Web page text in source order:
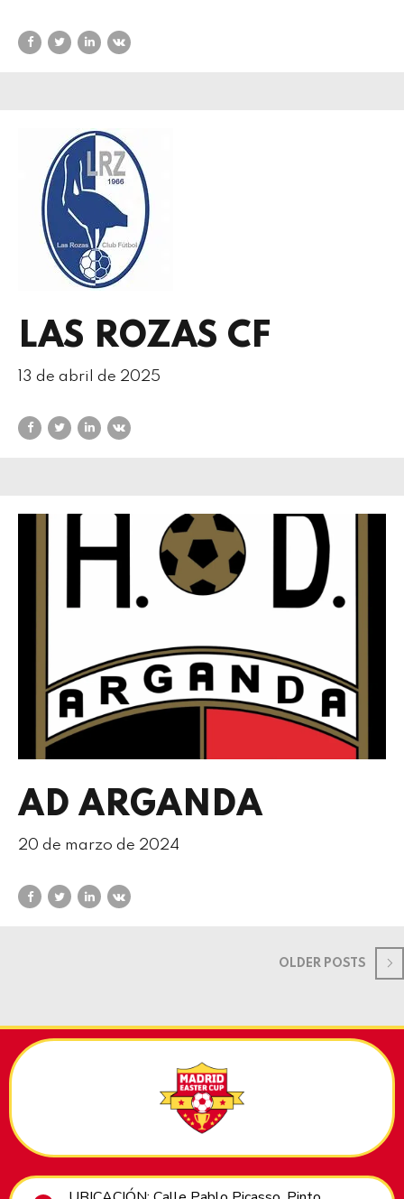
LAS ROZAS CF
13 de abril de 2025
AD ARGANDA
20 de marzo de 2024
OLDER POSTS